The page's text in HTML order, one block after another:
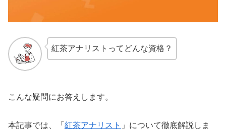
紅茶アナリストってどんな資格？
こんな疑問にお答えします。
本記事では、「 紅茶アナリスト 」について徹底解説しま